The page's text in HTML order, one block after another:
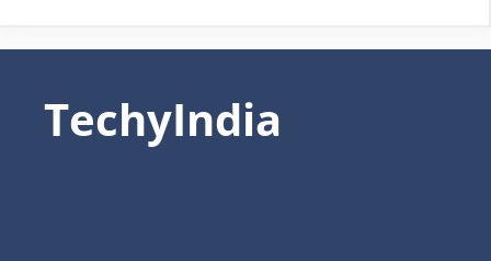
TechyIndia